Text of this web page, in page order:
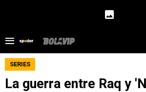
SERIES
La guerra entre Raq y